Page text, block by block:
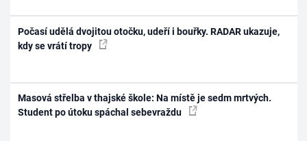
Počasí udělá dvojitou otočku, udeří i bouřky. RADAR ukazuje,
kdy se vrátí tropy
Masová střelba v thajské škole: Na místě je sedm mrtvých.
Student po útoku spáchal sebevraždu